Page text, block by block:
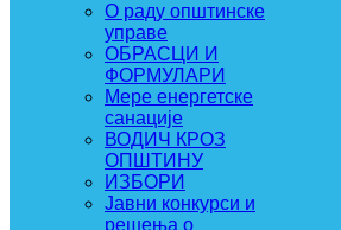
О раду општинске
управе
ОБРАСЦИ И
ФОРМУЛАРИ
Мере енергетске
санације
ВОДИЧ КРОЗ
ОПШТИНУ
ИЗБОРИ
Јавни конкурси и
решења о